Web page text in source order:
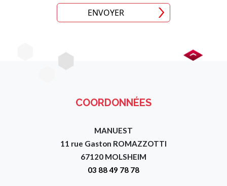
ENVOYER
Image
COORDONNÉES
MANUEST
11 rue Gaston ROMAZZOTTI
67120 MOLSHEIM
03 88 49 78 78